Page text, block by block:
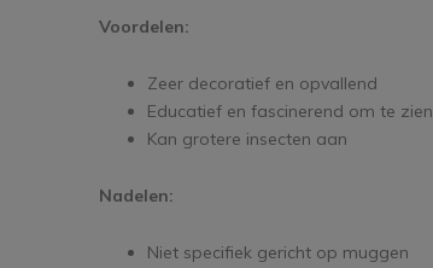
Voordelen:
Zeer decoratief en opvallend
Educatief en fascinerend om te zien
Kan grotere insecten aan
Nadelen:
Niet specifiek gericht op muggen